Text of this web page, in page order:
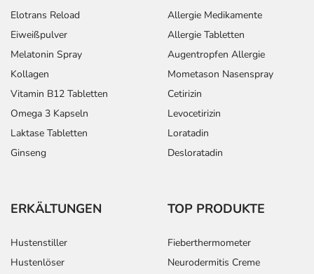
Elotrans Reload
Eiweißpulver
Melatonin Spray
Kollagen
Vitamin B12 Tabletten
Omega 3 Kapseln
Laktase Tabletten
Ginseng
Allergie Medikamente
Allergie Tabletten
Augentropfen Allergie
Mometason Nasenspray
Cetirizin
Levocetirizin
Loratadin
Desloratadin
ERKÄLTUNGEN
Hustenstiller
Hustenlöser
TOP PRODUKTE
Fieberthermometer
Neurodermitis Creme